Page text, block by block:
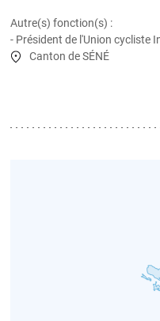
Autre(s) fonction(s) :
- Président de l'Union cycliste
Canton de SÉNÉ